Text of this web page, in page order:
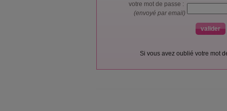
votre mot de passe :
(envoyé par email)
Si vous avez oublié votre mot